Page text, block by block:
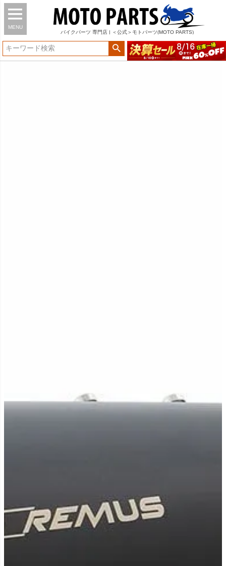
MENU
バイク パーツ 専門店 | ＜公式＞モトパーツ(MOTO PARTS)